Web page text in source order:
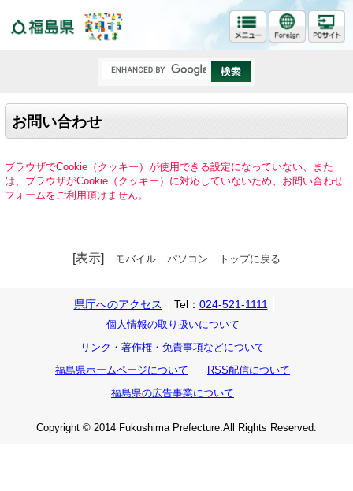
お問い合わせ
ブラウザでCookie（クッキー）が使用できる設定になっていない、また
は、ブラウザがCookie（クッキー）に対応していないため、お問い合わせ
フォームをご利用頂けません。
[表示] モバイル パソコン トップに戻る
県庁へのアクセス Tel： 024-521-1111
個人情報の取り扱いについて
リンク・著作権・免責事項などについて
福島県ホームページについて
RSS配信について
福島県の広告事業について
Copyright © 2014 Fukushima Prefecture.All Rights Reserved.